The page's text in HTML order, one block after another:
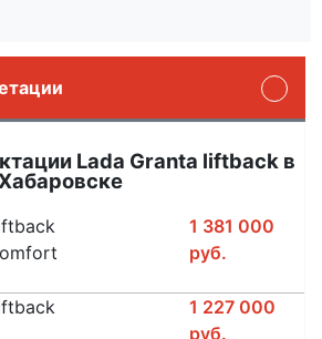
Lada Granta liftback в
1 381 000
руб.
1 227 000
руб.